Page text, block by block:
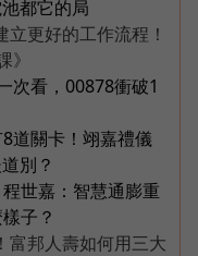
都它的局
更好的工作流程！
次看，00878衝破1
道關卡！翊嘉禮儀
別？
世嘉：智慧通膨重
子？
富邦人壽如何用三大